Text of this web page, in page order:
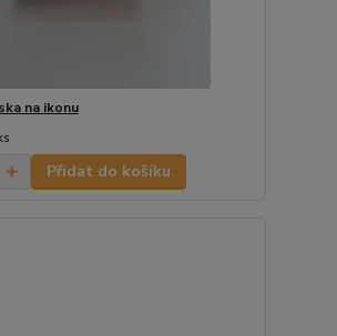
na ikonu
Přidat do košíku